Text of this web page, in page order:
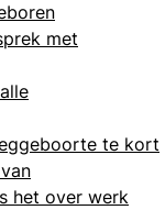
met
te kort
het over werk